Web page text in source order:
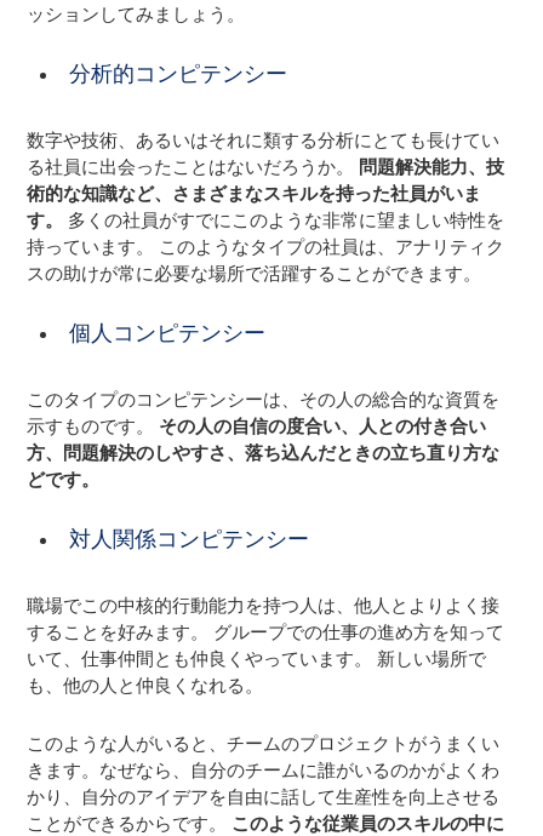
ッションしてみましょう。
分析的コンピテンシー
数字や技術、あるいはそれに類する分析にとても長けてい
る社員に出会ったことはないだろうか。 問題解決能力、技
術的な知識など、さまざまなスキルを持った社員がいま
す。
多くの社員がすでにこのような非常に望ましい特性を
持っています。 このようなタイプの社員は、アナリティク
スの助けが常に必要な場所で活躍することができます。
個人コンピテンシー
このタイプのコンピテンシーは、その人の総合的な資質を
示すものです。
その人の自信の度合い、人との付き合い
方、問題解決のしやすさ、落ち込んだときの立ち直り方な
どです。
対人関係コンピテンシー
職場でこの中核的行動能力を持つ人は、他人とよりよく接
することを好みます。 グループでの仕事の進め方を知って
いて、仕事仲間とも仲良くやっています。 新しい場所で
も、他の人と仲良くなれる。
このような人がいると、チームのプロジェクトがうまくい
きます。なぜなら、自分のチームに誰がいるのかがよくわ
かり、自分のアイデアを自由に話して生産性を向上させる
ことができるからです。 このような従業員のスキルの中に